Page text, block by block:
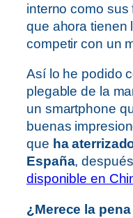
interno como
que ahora tienen
competir con un
Así lo he podido
plegable de la
un smartphone
buenas
que ha
España,
disponible en
¿Merece la